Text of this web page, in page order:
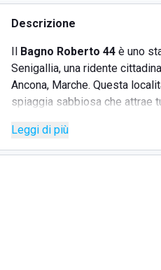
Descrizione
Il Bagno Roberto 44 è uno
Senigallia, una ridente
Ancona, Marche. Questa
spiaggia sabbiosa che attrae
consente di raggiungere
porto. Nelle vicinanze si
Leggi di più